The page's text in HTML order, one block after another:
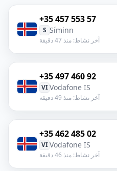
+35 457 553 57
S Síminn
آخر نشاط: منذ 47 دقيقة
+35 497 460 92
VI Vodafone IS
آخر نشاط: منذ 49 دقيقة
+35 462 485 02
VI Vodafone IS
آخر نشاط: منذ 46 دقيقة